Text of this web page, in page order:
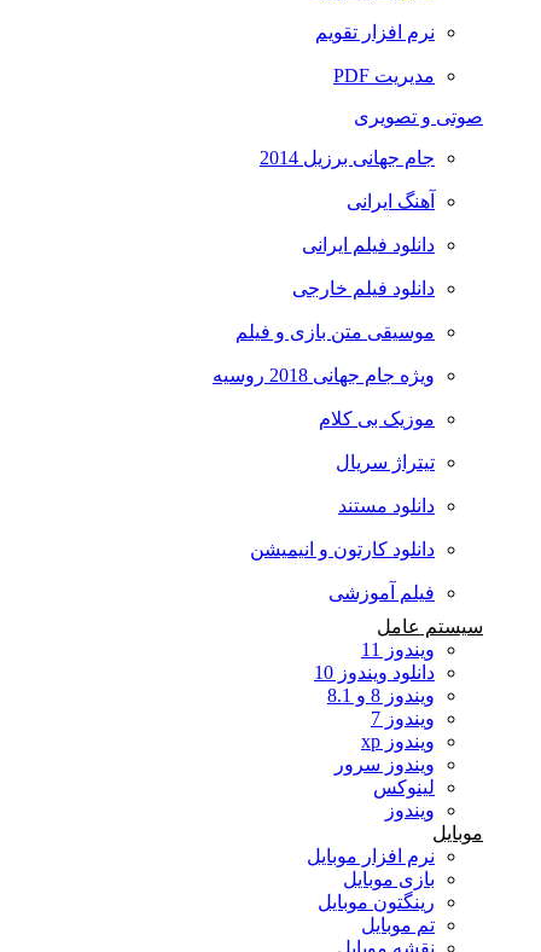
نرم افزار تقویم
مدیریت PDF
صوتی و تصویری
جام جهانی برزیل 2014
آهنگ ایرانی
دانلود فیلم ایرانی
دانلود فیلم خارجی
موسیقی متن بازی و فیلم
ویژه جام جهانی 2018 روسیه
موزیک بی کلام
تیتراژ سریال
دانلود مستند
دانلود کارتون و انیمیشن
فیلم آموزشی
سیستم عامل
ویندوز 11
دانلود ویندوز 10
ویندوز 8 و 8.1
ویندوز 7
ویندوز xp
ویندوز سرور
لینوکس
ویندوز
موبایل
نرم افزار موبایل
بازی موبایل
رینگتون موبایل
تم موبایل
نقشه موبایل